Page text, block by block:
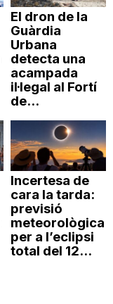
El dron de la
Guàrdia
Urbana
detecta una
acampada
il·legal al Fortí
de...
Incertesa de
cara la tarda:
previsió
meteorològica
per a l’eclipsi
total del 12...